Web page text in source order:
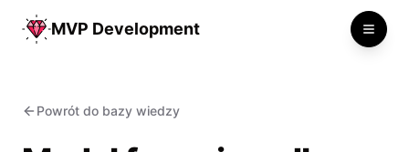
MVP Development
Powrót do bazy wiedzy